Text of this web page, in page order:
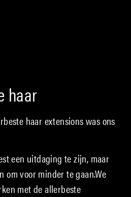
haar
haar extensions was ons
een uitdaging te zijn, maar
om voor minder te gaan.We
met de allerbeste